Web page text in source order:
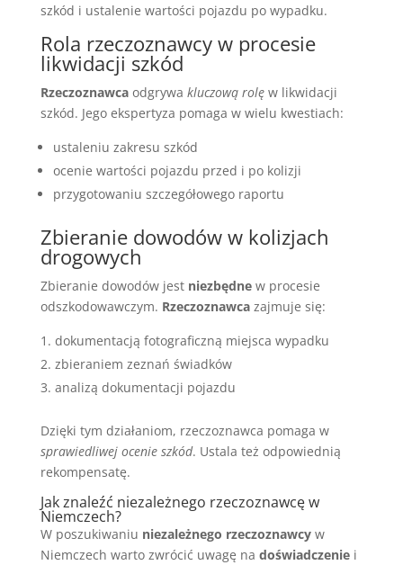
szkód i ustalenie wartości pojazdu po wypadku.
Rola rzeczoznawcy w procesie
likwidacji szkód
Rzeczoznawcaodgrywa kluczową rolęw likwidacji
szkód. Jego ekspertyza pomaga w wielu kwestiach:
ustaleniu zakresu szkód
ocenie wartości pojazdu przed i po kolizji
przygotowaniu szczegółowego raportu
Zbieranie dowodów w kolizjach
drogowych
Zbieranie dowodów jest niezbędnew procesie
odszkodowawczym. Rzeczoznawcazajmuje się:
dokumentacją fotograficzną miejsca wypadku
zbieraniem zeznań świadków
analizą dokumentacji pojazdu
Dzięki tym działaniom, rzeczoznawca pomaga w
sprawiedliwej ocenie szkód. Ustala też odpowiednią
rekompensatę.
Jak znaleźć niezależnego rzeczoznawcę w
Niemczech?
W poszukiwaniu niezależnego rzeczoznawcyw
Niemczech warto zwrócić uwagę na doświadczeniei